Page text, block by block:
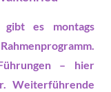
es montags
– hier
Weiterführende